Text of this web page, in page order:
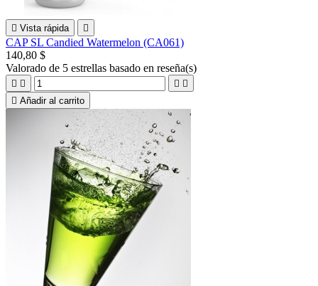
 Vista rápida 
CAP SL Candied Watermelon (CA061)
140,80 $
Valorado de 5 estrellas basado en reseña(s)
   
 Añadir al carrito